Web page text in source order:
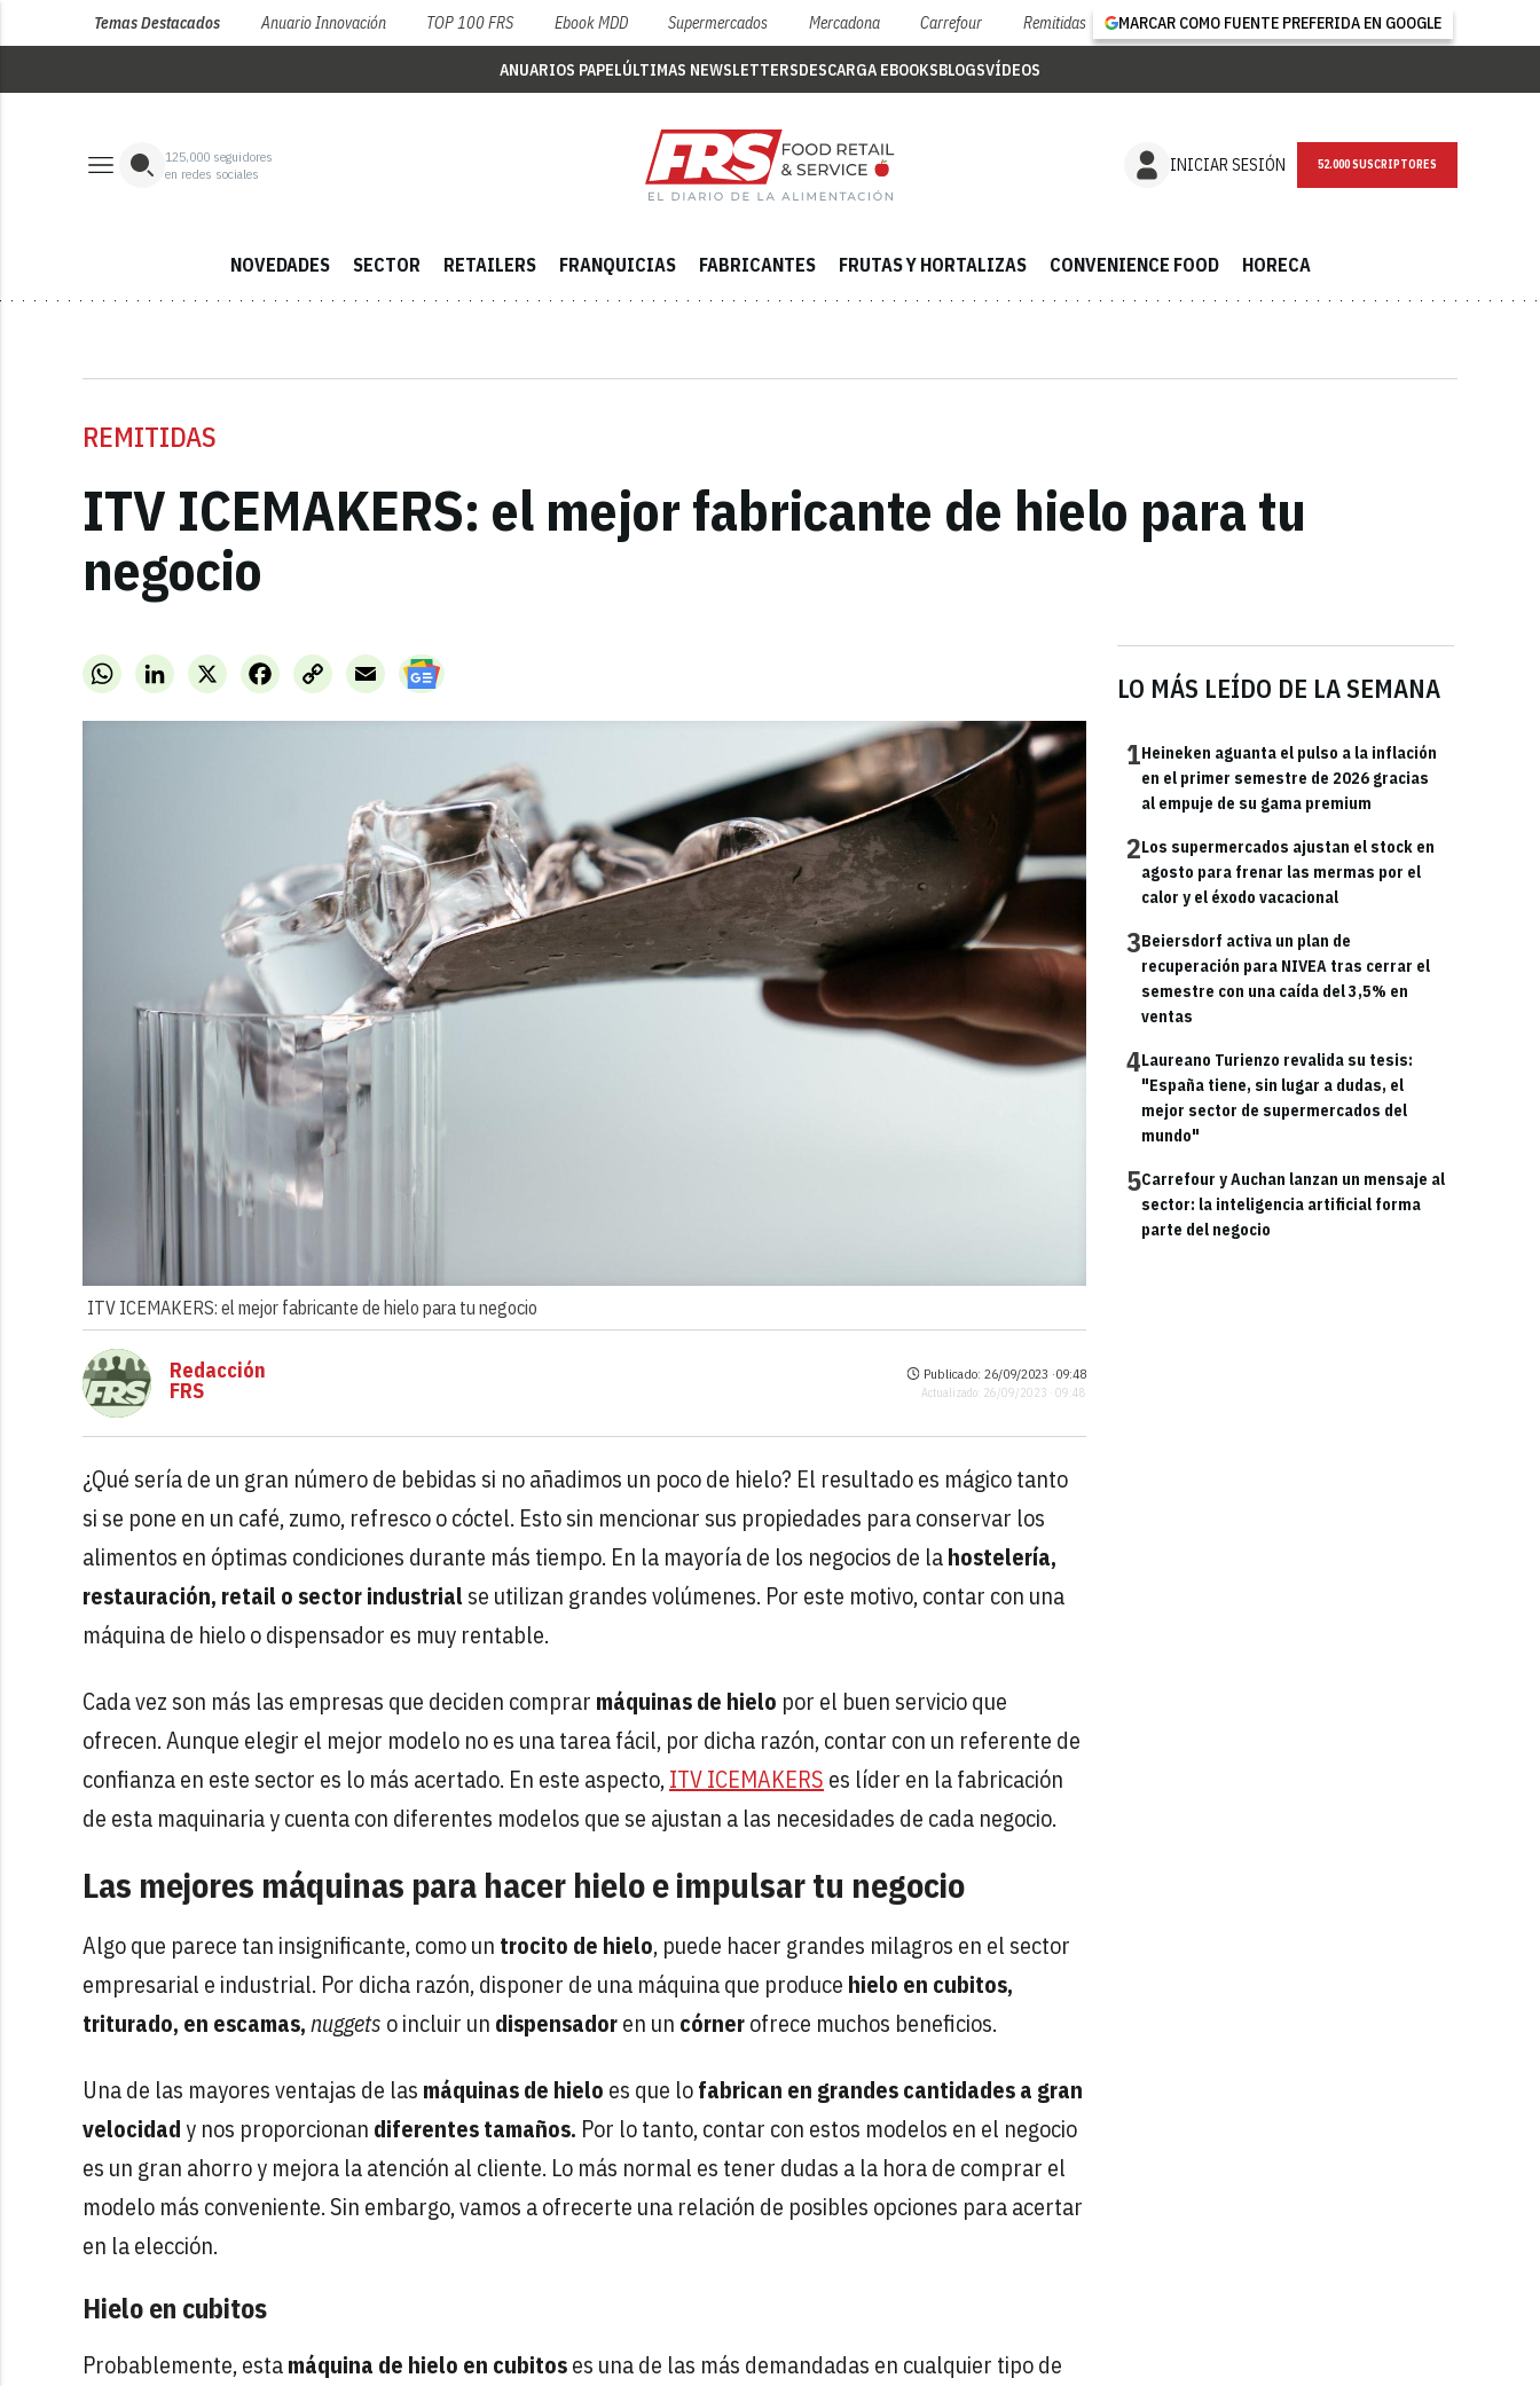
Temas Destacados Anuario Innovación TOP 100 FRS Ebook MDD Supermercados Mercadona Carrefour Remitidas MARCAR COMO FUENTE PREFERIDA EN GOOGLE
ANUARIOS PAPELÚLTIMAS NEWSLETTERSDESCARGA EBOOKSBLOGSVÍDEOS
125,000 seguidores
en redes sociales
INICIAR SESIÓN NEWSLETTER
NOVEDADES SECTOR RETAILERS FRANQUICIAS FABRICANTES FRUTAS Y HORTALIZAS CONVENIENCE FOOD HORECA
REMITIDAS
ITV ICEMAKERS: el mejor fabricante de hielo para tu
negocio
WhatsAppLinkedInX FacebookCopy
Link
Email
ITV ICEMAKERS: el mejor fabricante de hielo para tu negocio
LO MÁS LEÍDO DE LA SEMANA
1Heineken aguanta el pulso a la inflación
en el primer semestre de 2026 gracias
al empuje de su gama premium
2Los supermercados ajustan el stock en
agosto para frenar las mermas por el
calor y el éxodo vacacional
3Beiersdorf activa un plan de
recuperación para NIVEA tras cerrar el
semestre con una caída del 3,5% en
ventas
4Laureano Turienzo revalida su tesis:
"España tiene, sin lugar a dudas, el
mejor sector de supermercados del
mundo"
5Carrefour y Auchan lanzan un mensaje al
sector: la inteligencia artificial forma
parte del negocio
Redacción
FRS
Publicado: 26/09/2023 ·09:48
Actualizado: 26/09/2023 · 09:48
¿Qué sería de un gran número de bebidas si no añadimos un poco de hielo? El resultado es mágico tanto
si se pone en un café, zumo, refresco o cóctel. Esto sin mencionar sus propiedades para conservar los
alimentos en óptimas condiciones durante más tiempo. En la mayoría de los negocios de lahostelería,
restauración, retail o sector industrialse utilizan grandes volúmenes. Por este motivo, contar con una
máquina de hielo o dispensador es muy rentable.
Cada vez son más las empresas que deciden comprar máquinas de hielo por el buen servicio que
ofrecen. Aunque elegir el mejor modelo no es una tarea fácil, por dicha razón, contar con un referente de
confianza en este sector es lo más acertado. En este aspecto,ITV ICEMAKERS es líder en la fabricación
de esta maquinaria y cuenta con diferentes modelos que se ajustan a las necesidades de cada negocio.
Las mejores máquinas para hacer hielo e impulsar tu negocio
Algo que parece tan insignificante, como un trocito de hielo, puede hacer grandes milagros en el sector
empresarial e industrial. Por dicha razón, disponer de una máquina que produce hielo en cubitos,
triturado, en escamas,nuggets o incluir un dispensadoren un córnerofrece muchos beneficios.
Una de las mayores ventajas de las máquinas de hielo es que lofabrican en grandes cantidades a gran
velocidady nos proporcionan diferentes tamaños. Por lo tanto, contar con estos modelos en el negocio
es un gran ahorro y mejora la atención al cliente. Lo más normal es tener dudas a la hora de comprar el
modelo más conveniente. Sin embargo, vamos a ofrecerte una relación de posibles opciones para acertar
en la elección.
Hielo en cubitos
Probablemente, estamáquina de hielo en cubitoses una de las más demandadas en cualquier tipo de